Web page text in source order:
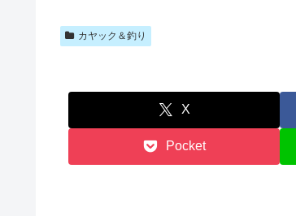
カヤック＆釣り
X
Pocket